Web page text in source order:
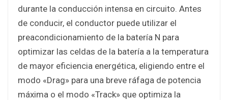
durante la conducción intensa en circuito. Antes
de conducir, el conductor puede utilizar el
preacondicionamiento de la batería N para
optimizar las celdas de la batería a la temperatura
de mayor eficiencia energética, eligiendo entre el
modo «Drag» para una breve ráfaga de potencia
máxima o el modo «Track» que optimiza la